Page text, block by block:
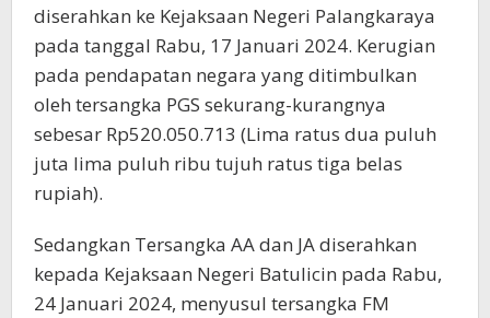
diserahkan ke Kejaksaan Negeri Palangkaraya
pada tanggal Rabu, 17 Januari 2024. Kerugian
pada pendapatan negara yang ditimbulkan
oleh tersangka PGS sekurang-kurangnya
sebesar Rp520.050.713 (Lima ratus dua puluh
juta lima puluh ribu tujuh ratus tiga belas
rupiah).
Sedangkan Tersangka AA dan JA diserahkan
kepada Kejaksaan Negeri Batulicin pada Rabu,
24 Januari 2024, menyusul tersangka FM